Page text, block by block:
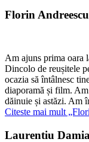
Florin Andreescu
Am ajuns prima oara
Dincolo de reușitele
ocazia să întâlnesc
diaporamă și film.
dăinuie și astăzi. Am
Citeste mai mult
Laurentiu